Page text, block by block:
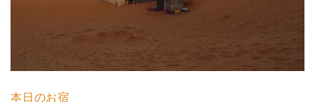
本日のお宿